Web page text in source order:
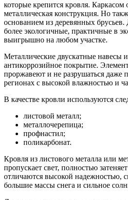
которые крепится кровля.
металлическая конструкция. Но
основанием из деревянных
более экологичные, практичные в
выигрышно на любом участке.
Металлические двускатные навесы
антикоррозийное покрытие.
проржавеют и не разрушаться даже
регионах с высокой влажностью и
В качестве кровли используются
листовой металл;
металлочерепица;
профнастил;
поликарбонат.
Кровля из листового металла или
пропускает свет, полностью
отличаются высокой надежностью,
большие массы снега и сильное